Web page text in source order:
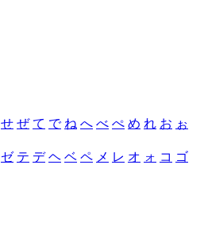
せ ぜ て で ね へ べ ぺ め れ お ぉ
ゼ テ デ ヘ ベ ペ メ レ オ ォ コ ゴ